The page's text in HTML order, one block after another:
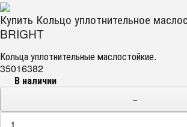
Купить Кольцо уплотнительное
BRIGHT
Кольца уплотнительные маслостойкие.
35016382
В наличии
−